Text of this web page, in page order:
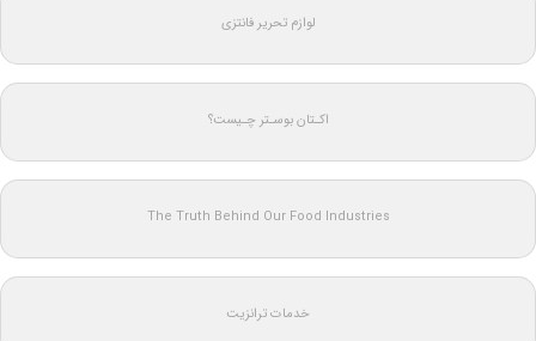
لوازم تحریر فانتزی
اکـتان بوسـتر چـیست؟
The Truth Behind Our Food Industries
خدمات ترانزیت